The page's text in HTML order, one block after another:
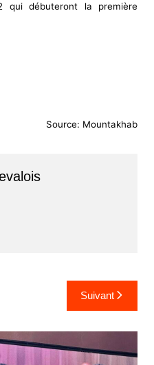
qui débuteront la première
Source: Mountakhab
Suivant